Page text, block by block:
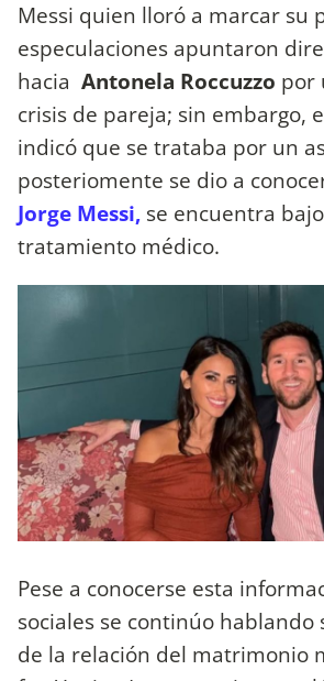
Messi quien lloró a marcar su
especulaciones apuntaron
hacia Antonela Roccuzzo por
crisis de pareja; sin embargo,
indicó que se trataba por un
posteriomente se dio a
Jorge Messi, se encuentra
tratamiento médico.
Pese a conocerse esta
sociales se continúo hablando
de la relación del matrimonio